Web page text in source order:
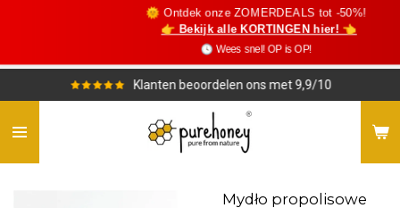
🌞 Ontdek onze ZOMERDEALS tot -50%!
👉 Bekijk alle KORTINGEN hier! 👈
🕓 Wees snel! OP is OP!
Klanten beoordelen ons met 9,9/10
Mydło propolisowe